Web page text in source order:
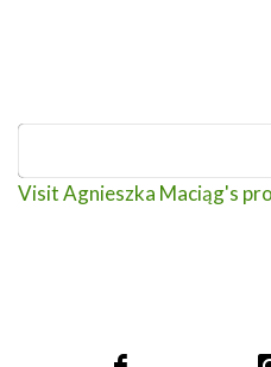
Visit Agnieszka Maciąg's